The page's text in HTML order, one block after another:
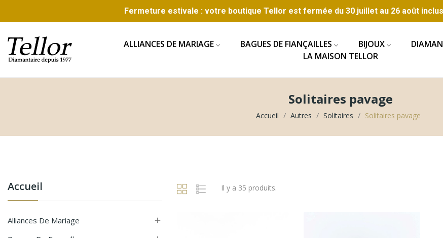
Fermeture estivale : votre boutique Tellor est fermée du 30 juillet au 26 août
ALLIANCES DE MARIAGE BAGUES DE FIANÇAILLES BIJOUX
LA MAISON TELLOR
Solitaires pavage
Accueil Autres Solitaires Solitaires pavage
Accueil
Alliances De Mariage 
Il y a 35 produits.